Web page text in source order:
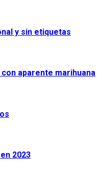
y sin etiquetas
aparente marihuana
2023